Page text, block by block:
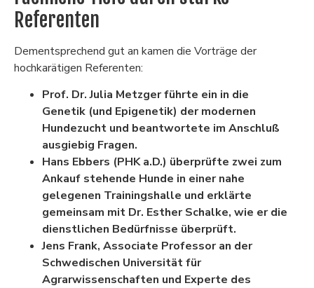
Referenten
Dementsprechend gut an kamen die Vorträge der
hochkarätigen Referenten:
Prof. Dr. Julia Metzgerführte ein in die
Genetik (und Epigenetik) der modernen
Hundezucht und beantwortete im Anschluß
ausgiebig Fragen.
Hans Ebbers (PHK a.D.) überprüfte zwei zum
Ankauf stehende Hunde in einer nahe
gelegenen Trainingshalle und erklärte
gemeinsam mit Dr. Esther Schalke, wie er die
dienstlichen Bedürfnisse überprüft.
Jens Frank, Associate Professor an der
Schwedischen Universität für
Agrarwissenschaften und Experte des